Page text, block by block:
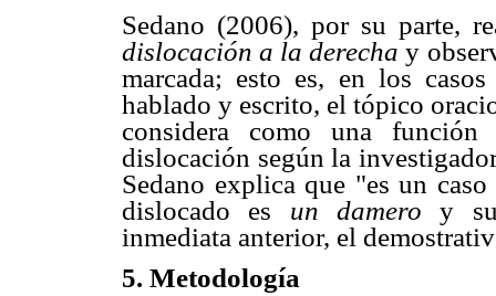
Sedano (2006), por su parte,
dislocación a la derechay
marcada; esto es, en los
hablado y escrito, el tópico
considera como una
dislocación según la
Sedano explica que "es un
dislocado es un dameroy
inmediata anterior, el
5. Metodología